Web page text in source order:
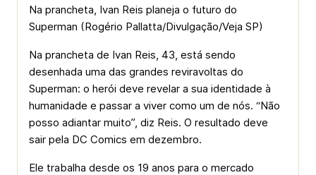
Na prancheta, Ivan Reis planeja o futuro do
Superman (Rogério Pallatta/Divulgação/Veja SP)
Na prancheta de Ivan Reis, 43, está sendo
desenhada uma das grandes reviravoltas do
Superman: o herói deve revelar a sua identidade à
humanidade e passar a viver como um de nós. “Não
posso adiantar muito”, diz Reis. O resultado deve
sair pela DC Comics em dezembro.
Ele trabalha desde os 19 anos para o mercado